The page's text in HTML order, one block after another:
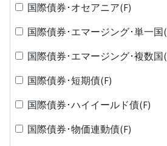
国際債券･オセアニア(F)
国際債券･エマージング･単一国
国際債券･エマージング･複数国
国際債券･短期債(F)
国際債券･ハイイールド債(F)
国際債券･物価連動債(F)